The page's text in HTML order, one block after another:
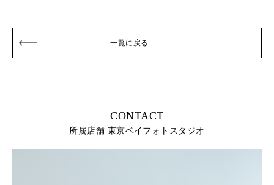
一覧に戻る
CONTACT
所属店舗 東京ベイフォトスタジオ